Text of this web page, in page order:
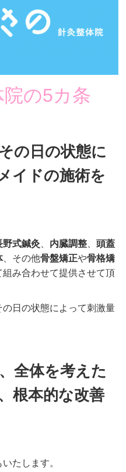
院の5カ条
の日の状態に
イドの施術を
野式鍼灸 内臓調整 、頭蓋
、その他骨盤矯正や骨格矯
み合わせて提供させて頂
日の状態によって刺激量
全体を考えた
根本的な改善
たします。